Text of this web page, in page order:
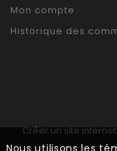
Mon compte
Historique des
Créer un site
Nous utilisons les